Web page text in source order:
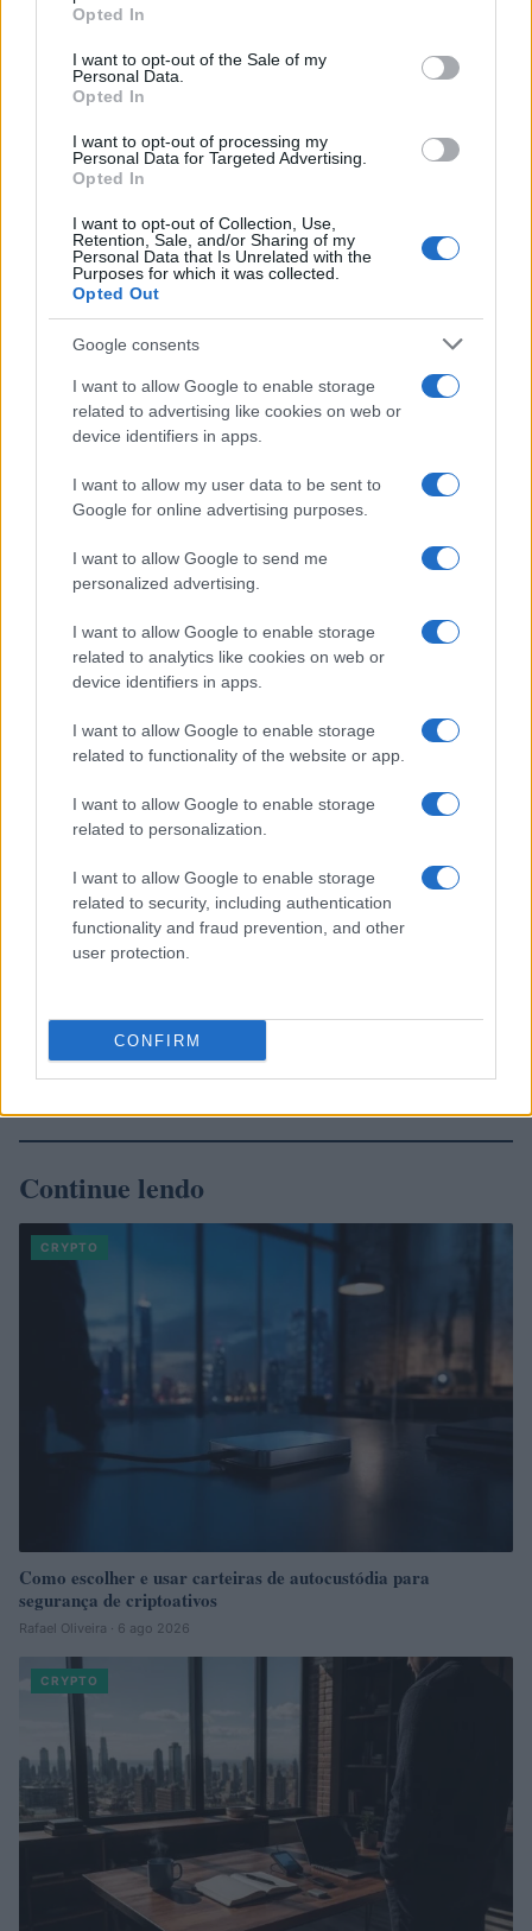
use your data for below specified purposes in below Google
consent section.
Opted In
I want to opt-out of the Sale of my
Personal Data.
Opted In
I want to opt-out of processing my
Personal Data for Targeted Advertising.
Opted In
I want to opt-out of Collection, Use,
Retention, Sale, and/or Sharing of my
Personal Data that Is Unrelated with the
Purposes for which it was collected.
Opted Out
Google consents
I want to allow Google to enable storage
related to advertising like cookies on web or
device identifiers in apps.
I want to allow my user data to be sent to
Google for online advertising purposes.
I want to allow Google to send me
personalized advertising.
I want to allow Google to enable storage
related to analytics like cookies on web or
device identifiers in apps.
I want to allow Google to enable storage
related to functionality of the website or app.
I want to allow Google to enable storage
related to personalization.
I want to allow Google to enable storage
related to security, including authentication
functionality and fraud prevention, and other
user protection.
CONFIRM
resistência e suporte, médias móveis, vários indicadores e
outras técnicas, você pode fazer uma previsão de preço
informada sobre se o preço vai subir ou descer nos
O mercado de criptomoedas é extremamente volátil e
difícil de prever a longo prazo, então pesquisar os
fundamentos e o progresso do Rubic é uma tarefa
essencial antes de decidir investir qualquer quantia de
fundos a longo prazo com o objetivo de mantê-los por
meses ou anos. Ao analisar o preço do Rubic para formar
uma previsão de preço para o curto ou longo prazo, é
essencial levar em consideração a análise técnica e
fundamental.
Giorgia Stromeo
Continue lendo
CRYPTO
Como escolher e usar carteiras de autocustódia para
segurança de criptoativos
Rafael Oliveira · 6 ago 2026
CRYPTO